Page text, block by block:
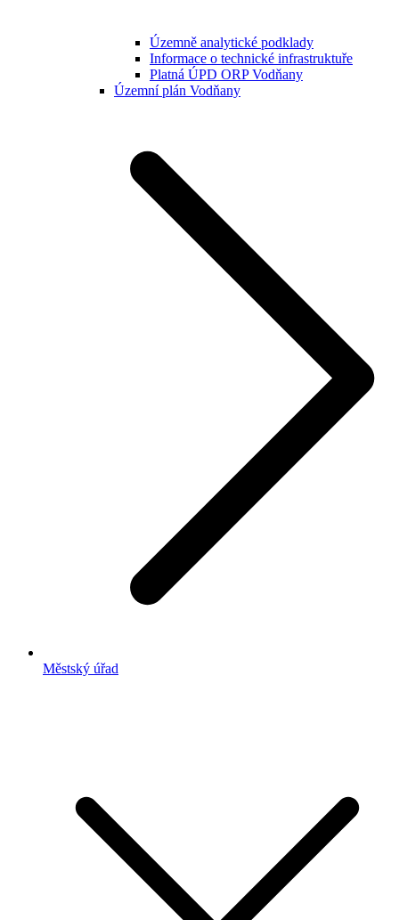
Územně analytické podklady
Informace o technické infrastruktuře
Platná ÚPD ORP Vodňany
Územní plán Vodňany
Městský úřad